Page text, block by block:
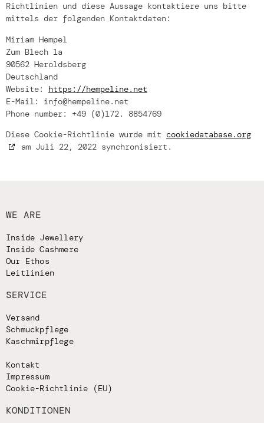
Richtlinien und diese Aussage kontaktiere uns bitte
mittels der folgenden Kontaktdaten:
Miriam Hempel
Zum Blech 1a
90562 Heroldsberg
Deutschland
Website: https://hempeline.net
E-Mail: info@hempeline.net
Phone number: +49 (0)172. 8854769
Diese Cookie-Richtlinie wurde mit cookiedatabase.org
am Juli 22, 2022 synchronisiert.
WE ARE
Inside Jewellery
Inside Cashmere
Our Ethos
Leitlinien
SERVICE
Versand
Schmuckpflege
Kaschmirpflege
Kontakt
Impressum
Cookie-Richtlinie (EU)
KONDITIONEN